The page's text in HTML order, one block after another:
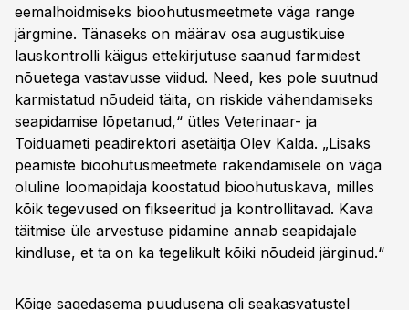
eemalhoidmiseks bioohutusmeetmete väga range
järgmine. Tänaseks on määrav osa augustikuise
lauskontrolli käigus ettekirjutuse saanud farmidest
nõuetega vastavusse viidud. Need, kes pole suutnud
karmistatud nõudeid täita, on riskide vähendamiseks
seapidamise lõpetanud,“ ütles Veterinaar- ja
Toiduameti peadirektori asetäitja Olev Kalda. „Lisaks
peamiste bioohutusmeetmete rakendamisele on väga
oluline loomapidaja koostatud bioohutuskava, milles
kõik tegevused on fikseeritud ja kontrollitavad. Kava
täitmise üle arvestuse pidamine annab seapidajale
kindluse, et ta on ka tegelikult kõiki nõudeid järginud.“
Kõige sagedasema puudusena oli seakasvatustel